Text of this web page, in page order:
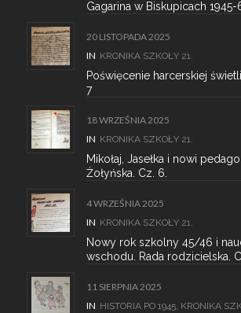
Gagarina w Biskupicach 1945-
20 LISTOPADA 2025
IN KRONIKA SZKOŁY 21.
Poświęcenie harcerskiej
7
18 WRZEŚNIA 2025
IN KRONIKA SZKOŁY 21.
Mikołaj, Jasełka i nowi
Żołyńska. Cz. 6.
4 WRZEŚNIA 2025
IN KRONIKA SZKOŁY 21.
Nowy rok szkolny 45/46 i
wschodu. Rada rodzicielska.
11 SIERPNIA 2025
IN HISTORIA PO 1945, KRONIKA